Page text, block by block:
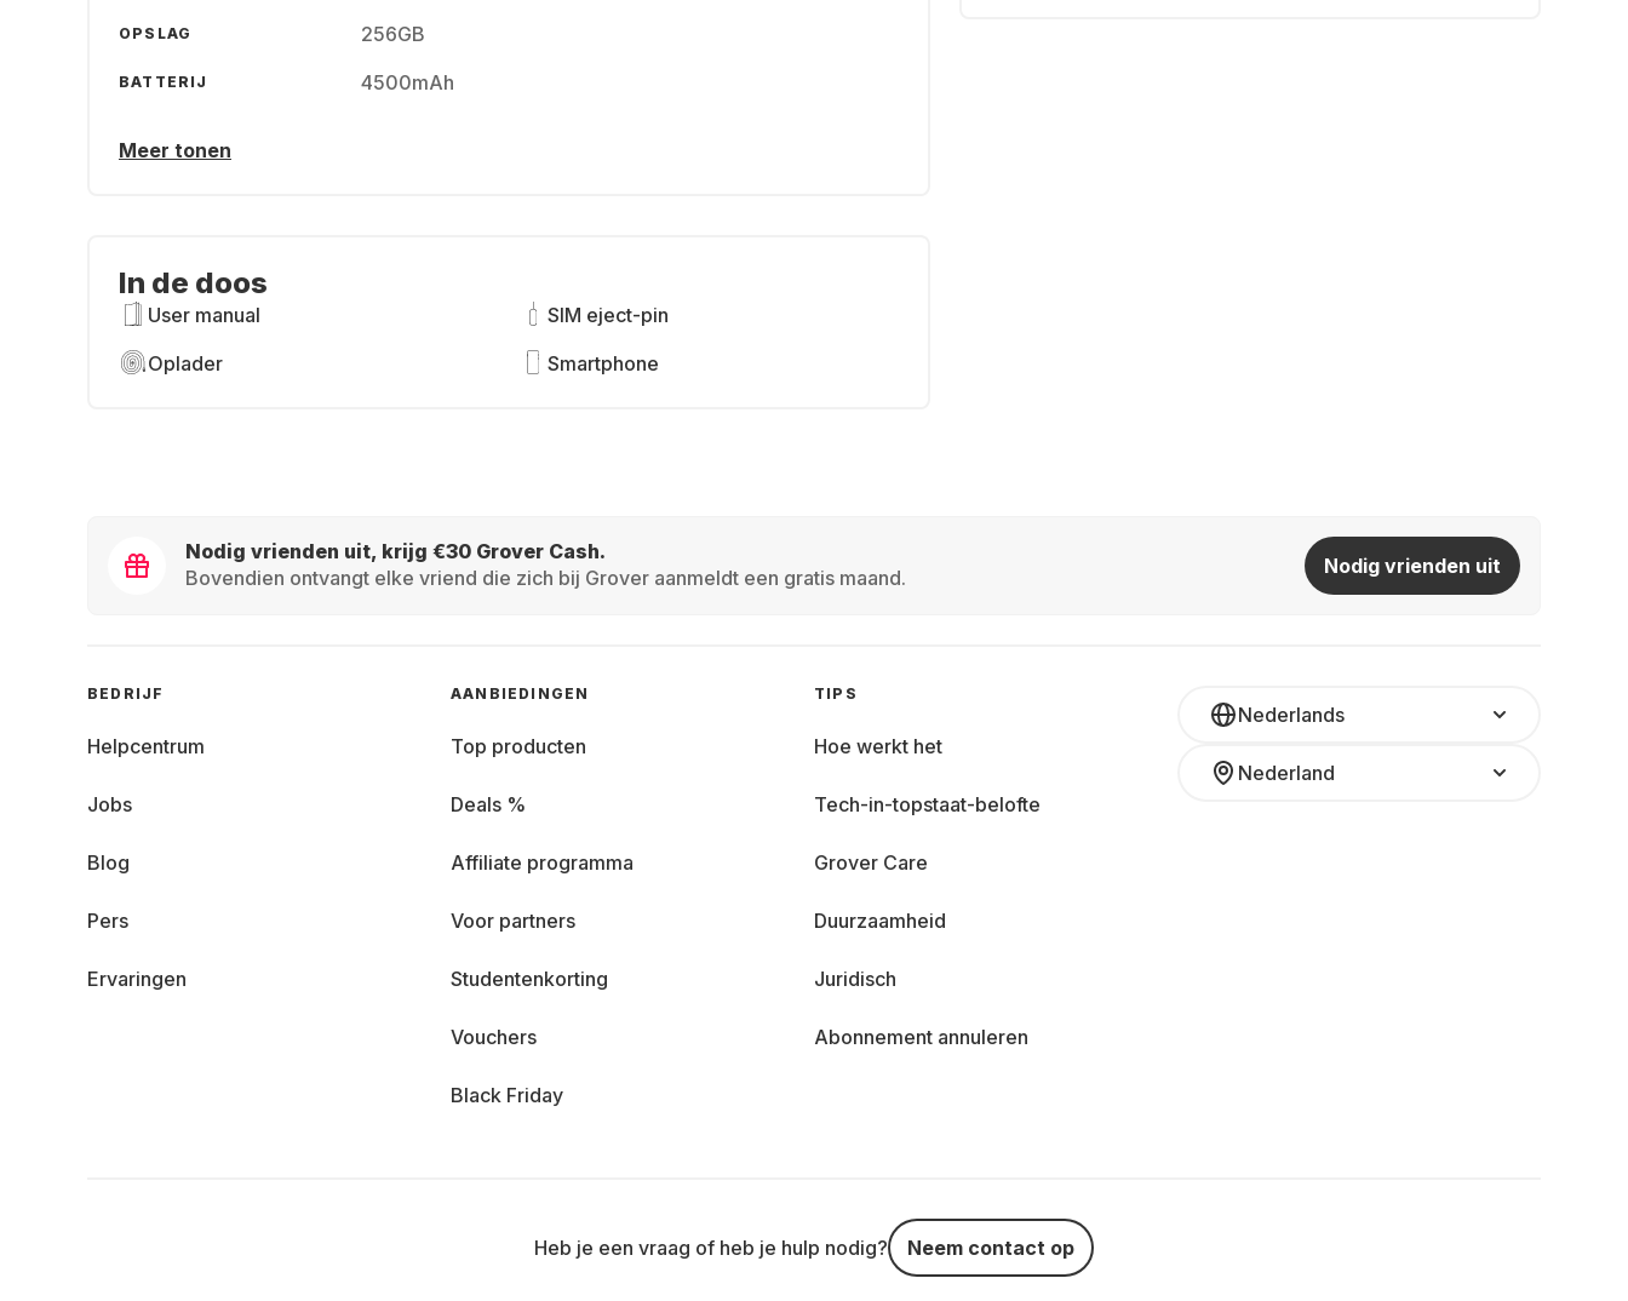
OPSLAG 256GB
BATTERIJ 4500mAh
Meer tonen
In de doos
User manual
SIM eject-pin
Oplader
Smartphone
Nodig vrienden uit, krijg €30 Grover Cash.
Bovendien ontvangt elke vriend die zich bij Grover aanmeldt een gratis maand.
Nodig vrienden uit
Nederlands
Nederland
BEDRIJF
Helpcentrum
Jobs
Blog
Pers
Ervaringen
AANBIEDINGEN
Top producten
Deals %
Affiliate programma
Voor partners
Studentenkorting
Vouchers
Black Friday
TIPS
Hoe werkt het
Tech-in-topstaat-belofte
Grover Care
Duurzaamheid
Juridisch
Abonnement annuleren
Heb je een vraag of heb je hulp nodig? Neem contact op